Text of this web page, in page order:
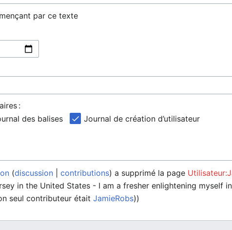
par ce texte
:
des balises Journal de création d’utilisateur
discussion contributions a supprimé la page
in the United States - I am a fresher enlightening myself
seul contributeur étaitJamieRobs))